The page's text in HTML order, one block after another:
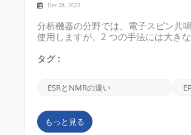
Dec 28 , 2023
分析機器の分野では、電子スピン共
使用しますが、2 つの手法には大き
強力な磁場を使用してこれらの電子
な磁場と高周波パルスを...
タグ :
ESRとNMRの違い
もっと見る